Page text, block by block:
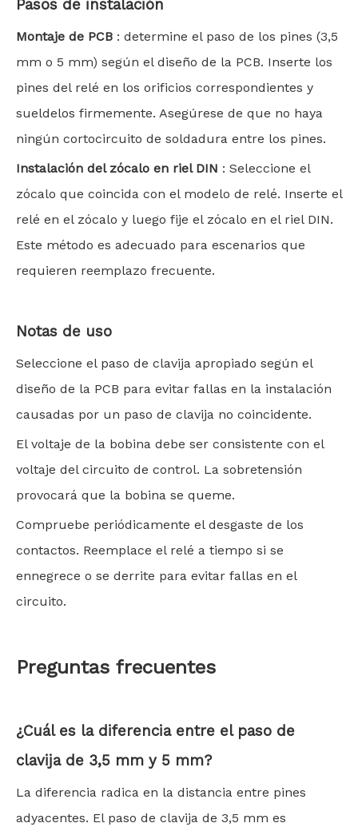
Pasos de instalación
Montaje de PCB : determine el paso de los pines (3,5
mm o 5 mm) según el diseño de la PCB. Inserte los
pines del relé en los orificios correspondientes y
sueldelos firmemente. Asegúrese de que no haya
ningún cortocircuito de soldadura entre los pines.
Instalación del zócalo en riel DIN : Seleccione el
zócalo que coincida con el modelo de relé. Inserte el
relé en el zócalo y luego fije el zócalo en el riel DIN.
Este método es adecuado para escenarios que
requieren reemplazo frecuente.
Notas de uso
Seleccione el paso de clavija apropiado según el
diseño de la PCB para evitar fallas en la instalación
causadas por un paso de clavija no coincidente.
El voltaje de la bobina debe ser consistente con el
voltaje del circuito de control. La sobretensión
provocará que la bobina se queme.
Compruebe periódicamente el desgaste de los
contactos. Reemplace el relé a tiempo si se
ennegrece o se derrite para evitar fallas en el
circuito.
Preguntas frecuentes
¿Cuál es la diferencia entre el paso de
clavija de 3,5 mm y 5 mm?
La diferencia radica en la distancia entre pines
adyacentes. El paso de clavija de 3,5 mm es